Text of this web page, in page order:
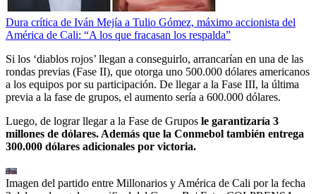
Dura crítica de Iván Mejía a Tulio Gómez, máximo accionista del
América de Cali: “A los que fracasan los respalda”
Si los ‘diablos rojos’ llegan a conseguirlo, arrancarían en una de las
rondas previas (Fase II), que otorga uno 500.000 dólares americanos
a los equipos por su participación. De llegar a la Fase III, la última
previa a la fase de grupos, el aumento sería a 600.000 dólares.
Luego, de lograr llegar a la Fase de Grupos le garantizaría 3
millones de dólares. Además que la Conmebol también entrega
300.000 dólares adicionales por victoria.
Imagen del partido entre Millonarios y América de Cali por la fecha